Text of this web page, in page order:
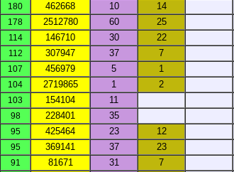
180 462668 10
14
178 2512780 60
25
114 146710 30
22
112 307947 37
7
107 456979 5
1
104 2719865 1
2
103 154104
11
98 228401
35
95 425464 23
12
95 369141 37
23
91 81671 31
7